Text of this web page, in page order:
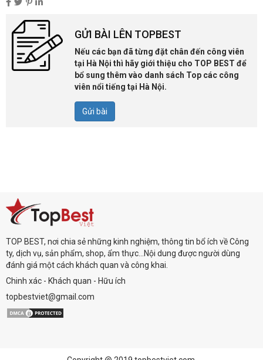
GỬI BÀI LÊN TOPBEST
Nếu các bạn đã từng đặt chân đến công viên
tại Hà Nội thì hãy giới thiệu cho TOP BEST để
bổ sung thêm vào danh sách Top các công
viên nổi tiếng tại Hà Nội.
Gửi bài
TOP BEST, nơi chia sẻ những kinh nghiệm, thông tin bổ ích về Công
ty, dịch vụ, sản phẩm, shop, ẩm thực...Nội dung được người dùng
đánh giá một cách khách quan và công khai.
Chinh xác - Khách quan - Hữu ích
topbestviet@gmail.com